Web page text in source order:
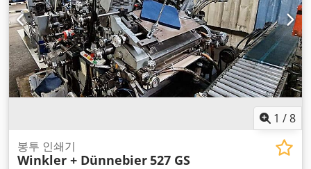
1 /8
봉투 인쇄기
Winkler + Dünnebier527 GS